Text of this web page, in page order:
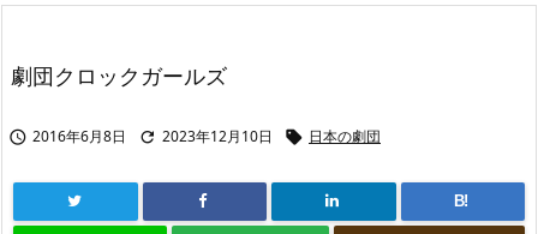
劇団クロックガールズ
 2016年6月8日  2023年12月10日  日本の劇団
B!